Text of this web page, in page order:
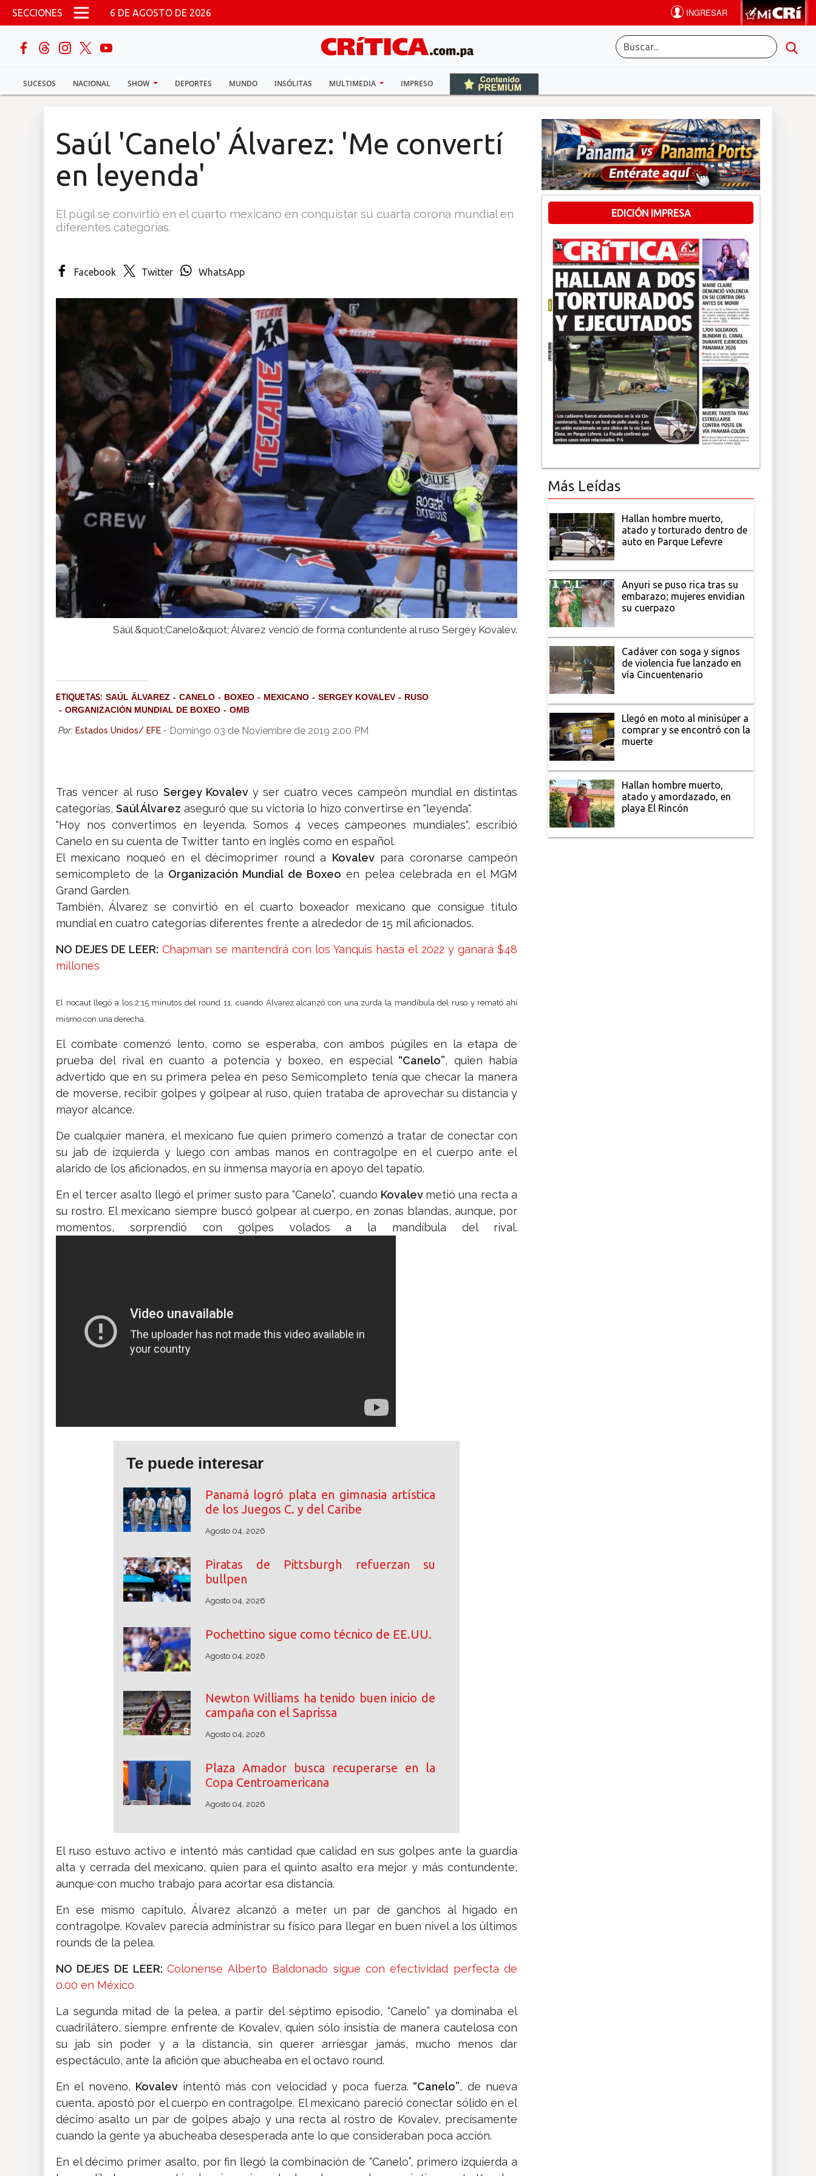
Pasar al contenido principal
SECCIONES 6 DE AGOSTO DE 2026
SUCESOS NACIONAL SHOW DEPORTES MUNDO INSÓLITAS MULTIMEDIA IMPRESO
buscar
Sucesos
Saúl 'Canelo' Álvarez: 'Me convertí
en leyenda'
El púgil se convirtió en el cuarto mexicano en conquistar su cuarta corona mundial en
diferentes categorías.
Facebook Twitter WhatsApp
Saúl &quot;Canelo&quot; Álvarez venció de forma contundente al ruso Sergey Kovalev.
ETIQUETAS: SAÚL ÁLVAREZ CANELO BOXEO MEXICANO SERGEY KOVALEV
RUSO
ORGANIZACIÓN MUNDIAL DE BOXEO
OMB
Por: Estados Unidos/ EFE - Domingo 03 de Noviembre de 2019 2:00 PM
Tras vencer al ruso Sergey Kovalev y ser cuatro veces campeón mundial en distintas
categorías, Saúl Álvarez aseguró que su victoria lo hizo convertirse en "leyenda".
"Hoy nos convertimos en leyenda. Somos 4 veces campeones mundiales", escribió
Canelo en su cuenta de Twitter tanto en inglés como en español.
El mexicano noqueó en el décimoprimer round a Kovalevpara coronarse campeón
semicompleto de la Organización Mundial de Boxeo en pelea celebrada en el MGM
Grand Garden.
También, Álvarez se convirtió en el cuarto boxeador mexicano que consigue título
mundial en cuatro categorías diferentes frente a alrededor de 15 mil aficionados.
NO DEJES DE LEER: Chapman se mantendrá con los Yanquis hasta el 2022 y ganará $48
millones
El nocaut llegó a los 2:15 minutos del round 11, cuando Álvarez alcanzó con una zurda la mandíbula del ruso y remató ahí
mismo con una derecha.
El combate comenzó lento, como se esperaba, con ambos púgiles en la etapa de
prueba del rival en cuanto a potencia y boxeo, en especial “Canelo”, quien había
advertido que en su primera pelea en peso Semicompleto tenía que checar la manera
de moverse, recibir golpes y golpear al ruso, quien trataba de aprovechar su distancia y
mayor alcance.
De cualquier manera, el mexicano fue quien primero comenzó a tratar de conectar con
su jab de izquierda y luego con ambas manos en contragolpe en el cuerpo ante el
alarido de los aficionados, en su inmensa mayoría en apoyo del tapatío.
En el tercer asalto llegó el primer susto para “Canelo”, cuando Kovalev metió una recta a
su rostro. El mexicano siempre buscó golpear al cuerpo, en zonas blandas, aunque, por
momentos, sorprendió con golpes volados a la mandíbula del rival.
Te puede interesar
Panamá logró plata en gimnasia artística
de los Juegos C. y del Caribe
Agosto 04, 2026
Piratas de Pittsburgh refuerzan su
bullpen
Agosto 04, 2026
Pochettino sigue como técnico de EE.UU.
Agosto 04, 2026
Newton Williams ha tenido buen inicio de
campaña con el Saprissa
Agosto 04, 2026
Plaza Amador busca recuperarse en la
Copa Centroamericana
Agosto 04, 2026
El ruso estuvo activo e intentó más cantidad que calidad en sus golpes ante la guardia
alta y cerrada del mexicano, quien para el quinto asalto era mejor y más contundente,
aunque con mucho trabajo para acortar esa distancia.
En ese mismo capítulo, Álvarez alcanzó a meter un par de ganchos al hígado en
contragolpe. Kovalev parecía administrar su físico para llegar en buen nivel a los últimos
rounds de la pelea.
NO DEJES DE LEER:Colonense Alberto Baldonado sigue con efectividad perfecta de
0.00 en México
La segunda mitad de la pelea, a partir del séptimo episodio, “Canelo” ya dominaba el
cuadrilátero, siempre enfrente de Kovalev, quien sólo insistía de manera cautelosa con
su jab sin poder y a la distancia, sin querer arriesgar jamás, mucho menos dar
espectáculo, ante la afición que abucheaba en el octavo round.
En el noveno, Kovalev intentó más con velocidad y poca fuerza. “Canelo”, de nueva
cuenta, apostó por el cuerpo en contragolpe. El mexicano pareció conectar sólido en el
décimo asalto un par de golpes abajo y una recta al rostro de Kovalev, precisamente
cuando la gente ya abucheaba desesperada ante lo que consideraban poca acción.
En el décimo primer asalto, por fin llegó la combinación de “Canelo”, primero izquierda a
EDICIÓN IMPRESA
Más Leídas
Hallan hombre muerto,
atado y torturado dentro de
auto en Parque Lefevre
Anyuri se puso rica tras su
embarazo; mujeres envidian
su cuerpazo
Cadáver con soga y signos
de violencia fue lanzado en
vía Cincuentenario
Llegó en moto al minisúper a
comprar y se encontró con la
muerte
Hallan hombre muerto,
atado y amordazado, en
playa El Rincón